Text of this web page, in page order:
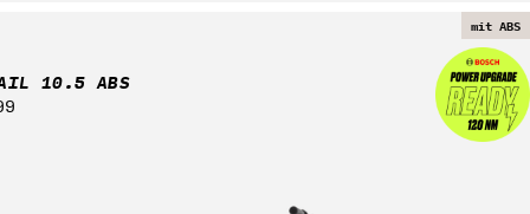
mit ABS
10.5 ABS